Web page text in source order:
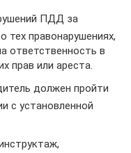
ПДД за
тех правонарушениях,
ответственность в
прав или ареста.
должен пройти
с установленной